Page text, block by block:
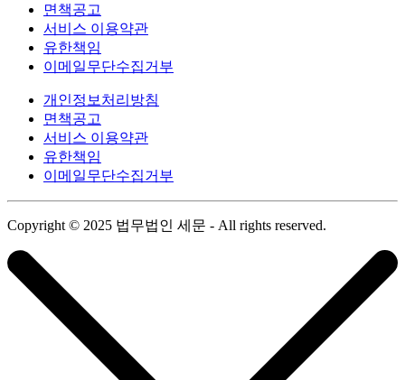
면책공고
서비스 이용약관
유한책임
이메일무단수집거부
개인정보처리방침
면책공고
서비스 이용약관
유한책임
이메일무단수집거부
Copyright © 2025 법무법인 세문 - All rights reserved.